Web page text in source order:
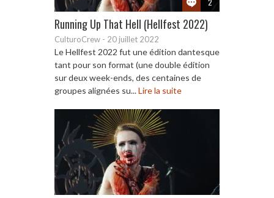
2
Running Up That Hell (Hellfest 2022)
CulturoCrew - 20 juillet 2022
Le Hellfest 2022 fut une édition dantesque
tant pour son format (une double édition
sur deux week-ends, des centaines de
groupes alignées su...Lire la suite